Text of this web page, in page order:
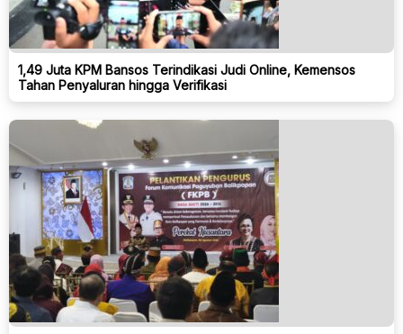
1,49 Juta KPM Bansos Terindikasi Judi Online, Kemensos
Tahan Penyaluran hingga Verifikasi